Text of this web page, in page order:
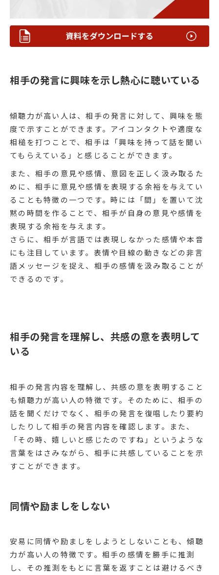
相手の発言に興味を示し熱心に聴いている
傾聴力が高い人は、相手の発言に対して、興味を態
度で示すことができます。アイコンタクトや適度な
相槌を打つことで、相手は「興味を持って話を聞い
てもらえている」と感じることができます。
また、相手の意見や感情、意図を正しく汲み取るた
めに、相手に意見や感情を表現する余裕を与えてい
ることも特徴の一つです。時には「間」を置いて沈
黙の時間を作ることで、相手が自身の意見や感情を
表現する余裕を与えます。
さらに、相手が言語では表現しなかった感情や本音
にも注目しています。表情や目線の動きなどの非言
語メッセージを捉え、相手の感情を汲み取ることが
できるのです。
相手の発言を理解し、共感の意を表明して
いる
相手の発言内容を理解し、共感の意を表明すること
も傾聴力が高い人の特徴です。そのために、相手の
話を聞くだけでなく、相手の発言を復唱したり要約
したりして相手の発言内容を確認します。また、
「その時、嬉しいと感じたのですね」というような
言葉をはさみながら、相手に共感していることを示
すことができます。
同情や励ましをしない
安易に同情や励ましをしようとしないことも、傾聴
力が高い人の特徴です。相手の感情を勝手に推測
し、その推測をもとに言葉を返すことは避けるべき